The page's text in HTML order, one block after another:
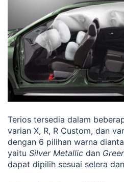
Terios tersedia dalam
varian X, R, R Custom, dan
dengan 6 pilihan warna
yaitu Silver Metallic dan
dapat dipilih sesuai selera